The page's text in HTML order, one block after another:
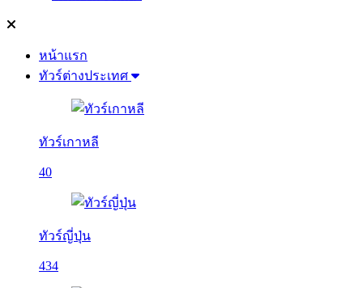
หน้าแรก
ทัวร์ต่างประเทศ
ทัวร์เกาหลี
40
ทัวร์ญี่ปุ่น
434